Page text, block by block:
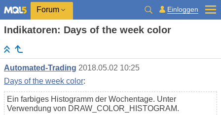
Forum Einloggen
Indikatoren: Days of the week color
Automated-Trading 2018.05.02 10:25
Days of the week color:
Ein farbiges Histogramm der Wochentage. Unter
Verwendung von DRAW_COLOR_HISTOGRAM.